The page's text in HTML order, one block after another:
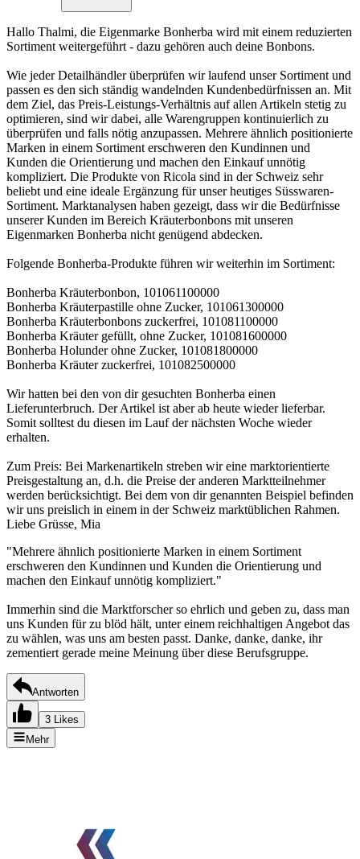
Hallo Thalmi, die Eigenmarke Bonherba wird mit einem reduzierten
Sortiment weitergeführt - dazu gehören auch deine Bonbons.
Wie jeder Detailhändler überprüfen wir laufend unser Sortiment und
passen es den sich ständig wandelnden Kundenbedürfnissen an. Mit
dem Ziel, das Preis-Leistungs-Verhältnis auf allen Artikeln stetig zu
optimieren, sind wir dabei, alle Warengruppen kontinuierlich zu
überprüfen und falls nötig anzupassen. Mehrere ähnlich positionierte
Marken in einem Sortiment erschweren den Kundinnen und
Kunden die Orientierung und machen den Einkauf unnötig
kompliziert. Die Produkte von Ricola sind in der Schweiz sehr
beliebt und eine ideale Ergänzung für unser heutiges Süsswaren-
Sortiment. Marktanalysen haben gezeigt, dass wir die Bedürfnisse
unserer Kunden im Bereich Kräuterbonbons mit unseren
Eigenmarken Bonherba nicht genügend abdecken.
Folgende Bonherba-Produkte führen wir weiterhin im Sortiment:
Bonherba Kräuterbonbon, 101061100000
Bonherba Kräuterpastille ohne Zucker, 101061300000
Bonherba Kräuterbonbons zuckerfrei, 101081100000
Bonherba Kräuter gefüllt, ohne Zucker, 101081600000
Bonherba Holunder ohne Zucker, 101081800000
Bonherba Kräuter zuckerfrei, 101082500000
Wir hatten bei den von dir gesuchten Bonherba einen
Lieferunterbruch. Der Artikel ist aber ab heute wieder lieferbar.
Somit solltest du diesen im Lauf der nächsten Woche wieder
erhalten.
Zum Preis: Bei Markenartikeln streben wir eine marktorientierte
Preisgestaltung an, d.h. die Preise der anderen Marktteilnehmer
werden berücksichtigt. Bei dem von dir genannten Beispiel befinden
wir uns preislich in einem in der Schweiz marktüblichen Rahmen.
Liebe Grüsse, Mia
"Mehrere ähnlich positionierte Marken in einem Sortiment
erschweren den Kundinnen und Kunden die Orientierung und
machen den Einkauf unnötig kompliziert."
Immerhin sind die Marktforscher so ehrlich und geben zu, dass man
uns Kunden für zu blöd hält, unter einem reichhaltigen Angebot das
zu wählen, was uns am besten passt. Danke, danke, danke, ihr
zementiert gerade meine Meinung über diese Berufsgruppe.
Antworten
3 Likes
Mehr